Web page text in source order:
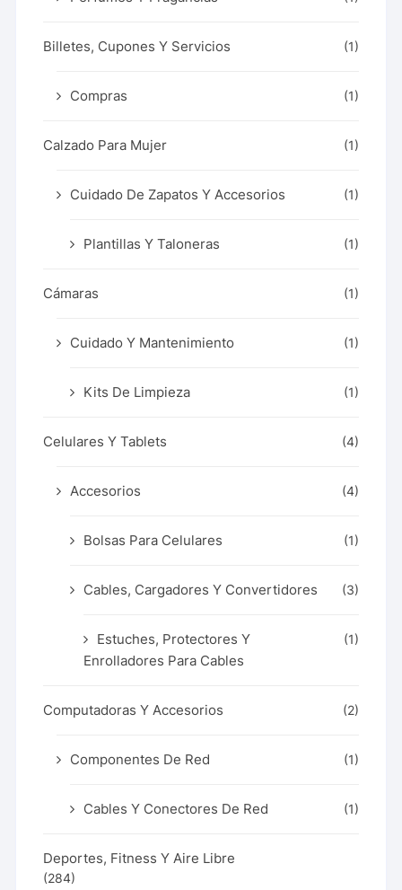
Billetes, Cupones Y Servicios (1)
Compras (1)
Calzado Para Mujer (1)
Cuidado De Zapatos Y Accesorios (1)
Plantillas Y Taloneras (1)
Cámaras (1)
Cuidado Y Mantenimiento (1)
Kits De Limpieza (1)
Celulares Y Tablets (4)
Accesorios (4)
Bolsas Para Celulares (1)
Cables, Cargadores Y Convertidores (3)
Estuches, Protectores Y
Enrolladores Para Cables
(1)
Computadoras Y Accesorios (2)
Componentes De Red (1)
Cables Y Conectores De Red (1)
Deportes, Fitness Y Aire Libre
(284)